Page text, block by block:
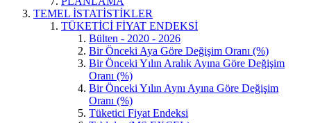
TEMEL İSTATİSTİKLER
TÜKETİCİ FİYAT ENDEKSİ
Bülten - 2020 - 2026
Bir Önceki Aya Göre Değişim Oranı (%)
Bir Önceki Yılın Aralık Ayına Göre Değişim
Oranı (%)
Bir Önceki Yılın Aynı Ayına Göre Değişim
Oranı (%)
Tüketici Fiyat Endeksi